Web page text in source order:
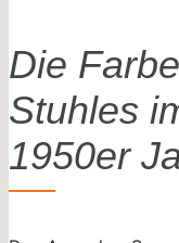
Die
Stuhles
1950er